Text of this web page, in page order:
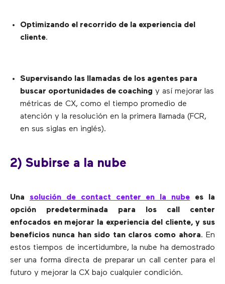
Optimizando el recorrido de la experiencia del
cliente.
Supervisando las llamadas de los agentes para
buscar oportunidades de coaching y así mejorar las
métricas de CX, como el tiempo promedio de
atención y la resolución en la primera llamada (FCR,
en sus siglas en inglés).
2) Subirse a la nube
Una solución de contact center en la nube es la
opción predeterminada para los call center
enfocados en mejorar la experiencia del cliente, y sus
beneficios nunca han sido tan claros como ahora. En
estos tiempos de incertidumbre, la nube ha demostrado
ser una forma directa de preparar un call center para el
futuro y mejorar la CX bajo cualquier condición.